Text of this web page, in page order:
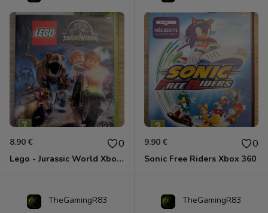
8.90 € 0
Lego - Jurassic World Xbox 360
9.90 € 0
Sonic Free Riders Xbox 360
TheGamingR83 TheGamingR83